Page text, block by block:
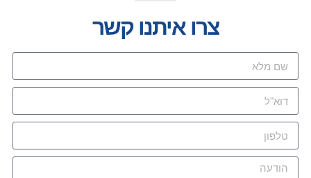
צרו איתנו קשר